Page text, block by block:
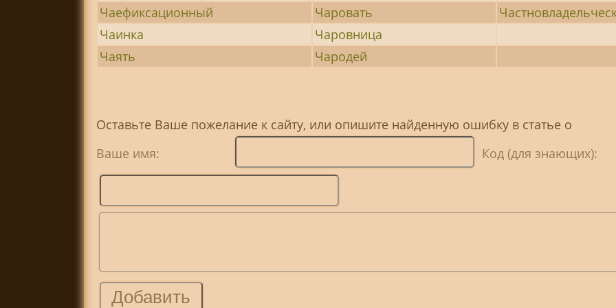
Чаефиксационный Чаровать
Чаинка
Чаровница
Чаять
Чародей
Оставьте Ваше пожелание к сайту, или опишите найденную ошибку в статье о
Ваше имя:
Код (для знающих):